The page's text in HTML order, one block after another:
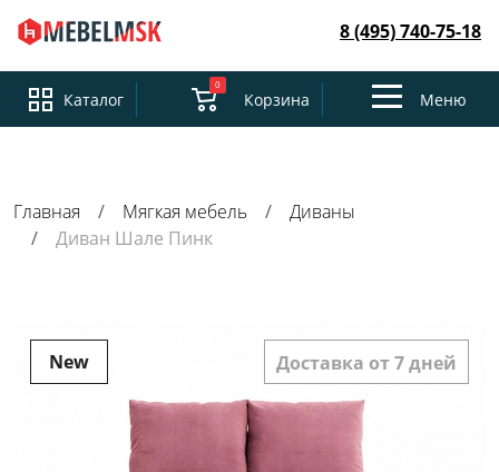
8 (495) 740-75-18
Каталог
0
Корзина
ToggleМеню
Главная Мягкая мебель
Диваны
Диван Шале Пинк
New Доставка от 7 дней